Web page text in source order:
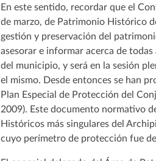
En este sentido, recordar que el
de marzo, de Patrimonio Histórico
gestión y preservación del
asesorar e informar acerca de
del municipio, y será en la sesión
el mismo. Desde entonces se han
Plan Especial de Protección del
2009). Este documento normativo
Históricos más singulares del
cuyo perímetro de protección fue